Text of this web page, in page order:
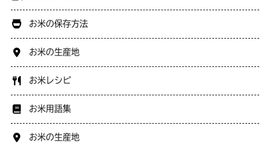
お米の保存方法
お米の生産地
お米レシピ
お米用語集
お米の生産地